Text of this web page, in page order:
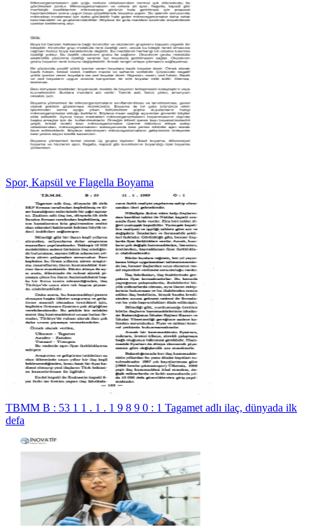
Spor, Kapsül ve Flagella Boyama
TBMM B : 53 1 1 . 1 . 1 9 8 9 0 : 1 Tagamet adlı ilaç, dünyada ilk
defa